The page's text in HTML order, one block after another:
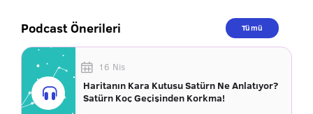
Podcast Önerileri Tümü
16 Nis
Haritanın Kara Kutusu Satürn Ne Anlatıyor?
Satürn Koç Geçişinden Korkma!